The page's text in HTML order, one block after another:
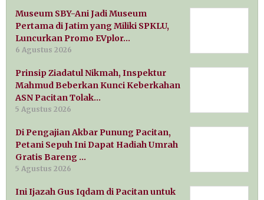
Museum SBY-Ani Jadi Museum
Pertama di Jatim yang Miliki SPKLU,
Luncurkan Promo EVplor…
6 Agustus 2026
Prinsip Ziadatul Nikmah, Inspektur
Mahmud Beberkan Kunci Keberkahan
ASN Pacitan Tolak…
5 Agustus 2026
Di Pengajian Akbar Punung Pacitan,
Petani Sepuh Ini Dapat Hadiah Umrah
Gratis Bareng …
5 Agustus 2026
Ini Ijazah Gus Iqdam di Pacitan untuk